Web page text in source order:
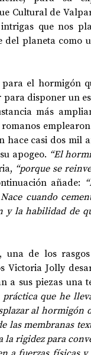
50 AÑOS DEL
Cultural de
que nos
planeta como
el hormigón
disponer un
más
casi dos mil
apogeo. “El
“porque se
añade:
cuando
y la habilidad de
una de los
Victoria Jolly
a sus piezas una
práctica que he
al hormigón
las membranas
rigidez para